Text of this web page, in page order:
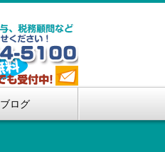
ブログ